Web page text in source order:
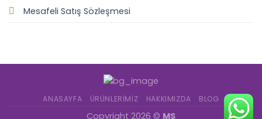
Mesafeli Satış Sözleşmesi
ANASAYFA ÜRÜNLERIMIZ HAKKIMIZDA BLOG
Copyright 2026 © MS